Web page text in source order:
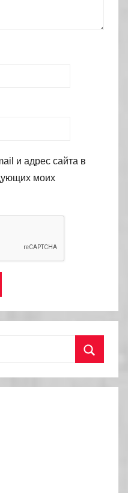
и адрес сайта в
моих